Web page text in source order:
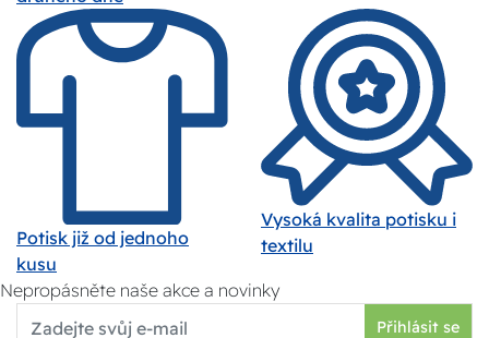
Potisk již od jednoho
kusu
Vysoká kvalita potisku i
textilu
Nepropásněte naše akce a novinky
Přihlásit se